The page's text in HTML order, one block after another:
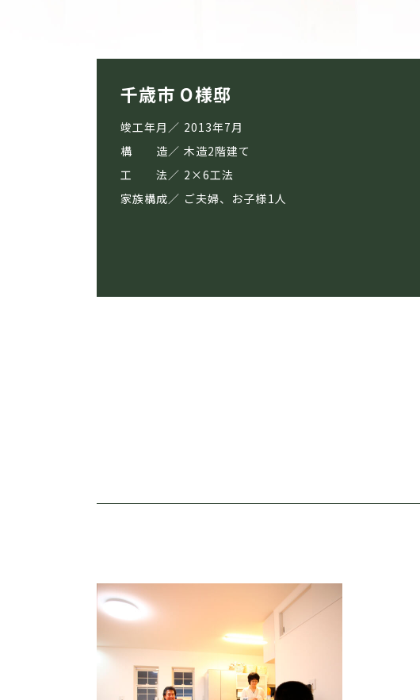
千歳市 O様邸
竣工年月
2013年7月
構 造
木造2階建て
工 法
2×6工法
家族構成
ご夫婦、お子様1人